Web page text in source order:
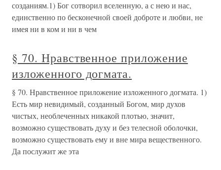
созданиям.1) Бог сотворил вселенную, а с нею и нас,
единственно по бесконечной своей доброте и любви, не
имея ни в ком и ни в чем
§ 70. Нравственное приложение
изложенного догмата.
§ 70. Нравственное приложение изложенного догмата. 1)
Есть мир невидимый, созданный Богом, мир духов
чистых, необлеченных никакой плотью, значит,
возможно суще­ствовать духу и без телесной оболочки,
возможно существовать ему и вне мира вещественного.
Да послужит же эта